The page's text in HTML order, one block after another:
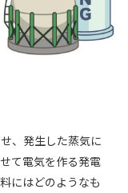
、発生した蒸気に
て電気を作る発電
にはどのようなも